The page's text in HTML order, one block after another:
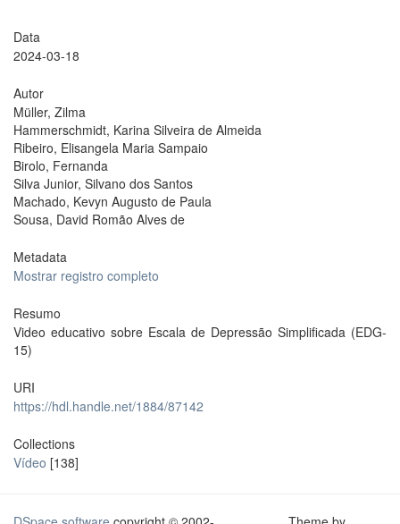
Data
2024-03-18
Autor
Müller, Zilma
Hammerschmidt, Karina Silveira de Almeida
Ribeiro, Elisangela Maria Sampaio
Birolo, Fernanda
Silva Junior, Silvano dos Santos
Machado, Kevyn Augusto de Paula
Sousa, David Romão Alves de
Metadata
Mostrar registro completo
Resumo
Video educativo sobre Escala de Depressão Simplificada (EDG-
15)
URI
https://hdl.handle.net/1884/87142
Collections
Vídeo [138]